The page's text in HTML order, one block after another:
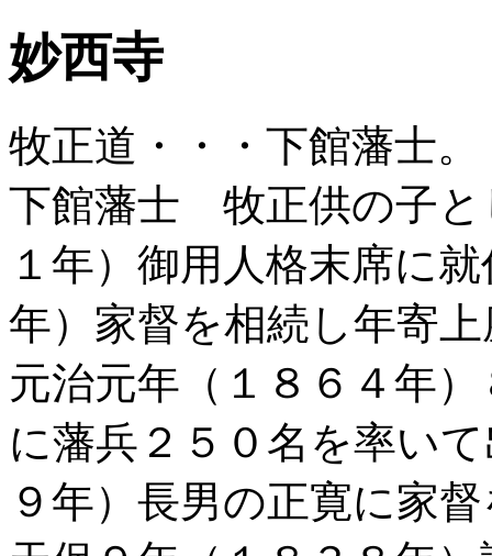
妙西寺
牧正道・・・下館藩士。
下館藩士 牧正供の子と
１年）御用人格末席に
年）家督を相続し年寄
元治元年（１８６４年
に藩兵２５０名を率い
９年）長男の正寛に家